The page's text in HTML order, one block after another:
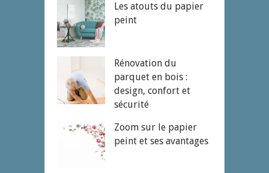
Les atouts du papier
peint
Rénovation du
parquet en bois :
design, confort et
sécurité
Zoom sur le papier
peint et ses avantages